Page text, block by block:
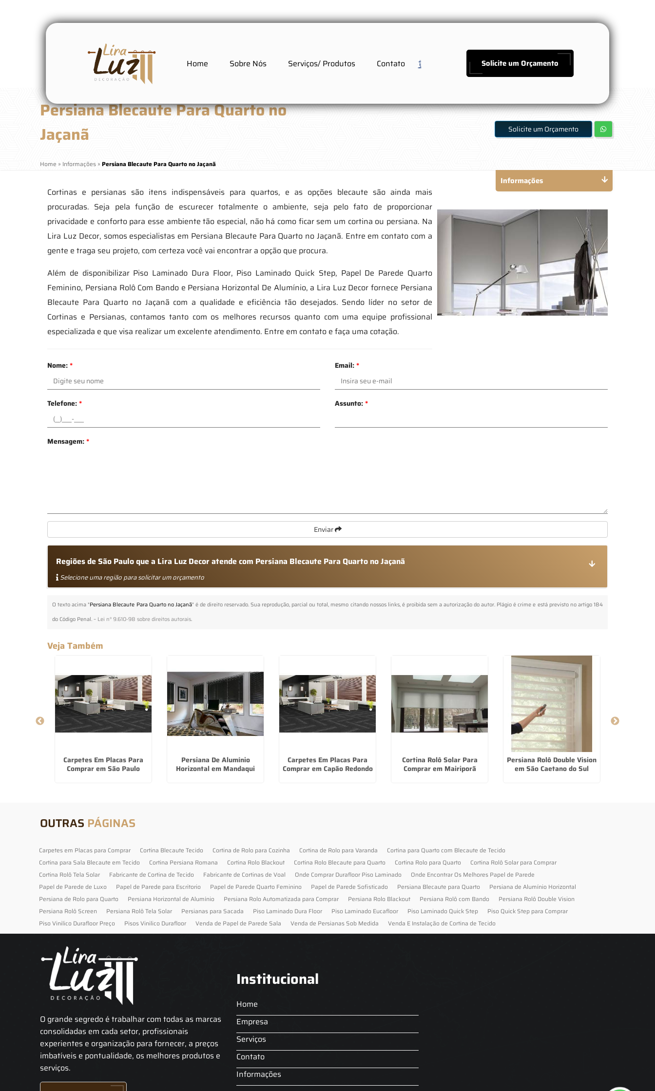
Home Sobre Nós Serviços/ Produtos Contato Solicite um Orçamento
Persiana Blecaute Para Quarto no
Jaçanã
Home » Informações »Persiana Blecaute Para Quarto no Jaçanã
Solicite um Orçamento
Cortinas e persianas são itens indispensáveis para quartos, e as opções blecaute são ainda mais
procuradas. Seja pela função de escurecer totalmente o ambiente, seja pelo fato de proporcionar
privacidade e conforto para esse ambiente tão especial, não há como ficar sem um cortina ou persiana. Na
Lira Luz Decor, somos especialistas em Persiana Blecaute Para Quarto no Jaçanã. Entre em contato com a
gente e traga seu projeto, com certeza você vai encontrar a opção que procura.
Além de disponibilizar Piso Laminado Dura Floor, Piso Laminado Quick Step, Papel De Parede Quarto
Feminino, Persiana Rolô Com Bando e Persiana Horizontal De Alumínio, a Lira Luz Decor fornece Persiana
Blecaute Para Quarto no Jaçanã com a qualidade e eficiência tão desejados. Sendo líder no setor de
Cortinas e Persianas, contamos tanto com os melhores recursos quanto com uma equipe profissional
especializada e que visa realizar um excelente atendimento. Entre em contato e faça uma cotação.
Nome:* Email:*
Telefone:* Assunto:*
Mensagem:*
Enviar
Regiões de São Paulo que a Lira Luz Decor atende com Persiana Blecaute Para Quarto no Jaçanã
Selecione uma região para solicitar um orçamento
O texto acima "Persiana Blecaute Para Quarto no Jaçanã" é de direito reservado. Sua reprodução, parcial ou total, mesmo citando nossos links, é proibida sem a autorização do autor. Plágio é crime e está previsto no artigo 184
do Código Penal. – Lei n° 9.610-98 sobre direitos autorais.
Informações
Veja Também
Carpetes Em Placas Para
Comprar em São Paulo
Persiana De Alumínio
Horizontal em Mandaqui
Carpetes Em Placas Para
Comprar em Capão Redondo
Cortina Rolô Solar Para
Comprar em Mairiporã
Persiana Rolô Double Vision
em São Caetano do Sul
OUTRAS PÁGINAS
Carpetes em Placas para Comprar Cortina Blecaute Tecido Cortina de Rolo para Cozinha Cortina de Rolo para Varanda
Cortina para Quarto com Blecaute de Tecido
Cortina para Sala Blecaute em Tecido
Cortina Persiana Romana Cortina Rolo Blackout Cortina Rolo Blecaute para Quarto Cortina Rolo para Quarto
Cortina Rolô Solar para Comprar
Cortina Rolô Tela Solar
Fabricante de Cortina de Tecido Fabricante de Cortinas de Voal Onde Comprar Durafloor Piso Laminado
Onde Encontrar Os Melhores Papel de Parede
Papel de Parede de Luxo
Papel de Parede para Escritorio Papel de Parede Quarto Feminino Papel de Parede Sofisticado Persiana Blecaute para Quarto
Persiana de Alumínio Horizontal
Persiana de Rolo para Quarto
Persiana Horizontal de Alumínio Persiana Rolo Automatizada para Comprar Persiana Rolo Blackout Persiana Rolô com Bando
Persiana Rolô Double Vision
Persiana Rolô Screen
Persiana Rolô Tela Solar Persianas para Sacada Piso Laminado Dura Floor Piso Laminado Eucafloor Piso Laminado Quick Step
Piso Quick Step para Comprar
Piso Vinilico Durafloor Preço
Pisos Vinilico Durafloor Venda de Papel de Parede Sala Venda de Persianas Sob Medida Venda E Instalação de Cortina de Tecido
O grande segredo é trabalhar com todas as marcas
consolidadas em cada setor, profissionais
experientes e organização para fornecer, a preços
imbatíveis e pontualidade, os melhores produtos e
serviços.
Institucional
Home
Empresa
Serviços
Contato
Informações